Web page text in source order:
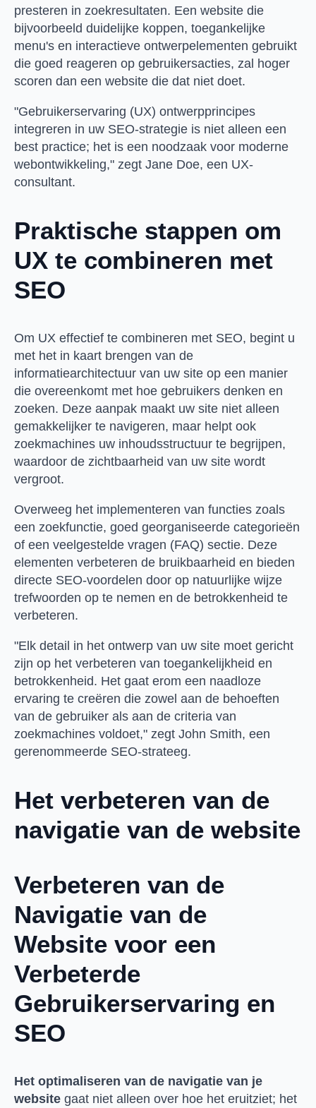
presteren in zoekresultaten. Een website die
bijvoorbeeld duidelijke koppen, toegankelijke
menu's en interactieve ontwerpelementen gebruikt
die goed reageren op gebruikersacties, zal hoger
scoren dan een website die dat niet doet.
"Gebruikerservaring (UX) ontwerpprincipes
integreren in uw SEO-strategie is niet alleen een
best practice; het is een noodzaak voor moderne
webontwikkeling," zegt Jane Doe, een UX-
consultant.
Praktische stappen om
UX te combineren met
SEO
Om UX effectief te combineren met SEO, begint u
met het in kaart brengen van de
informatiearchitectuur van uw site op een manier
die overeenkomt met hoe gebruikers denken en
zoeken. Deze aanpak maakt uw site niet alleen
gemakkelijker te navigeren, maar helpt ook
zoekmachines uw inhoudsstructuur te begrijpen,
waardoor de zichtbaarheid van uw site wordt
vergroot.
Overweeg het implementeren van functies zoals
een zoekfunctie, goed georganiseerde categorieën
of een veelgestelde vragen (FAQ) sectie. Deze
elementen verbeteren de bruikbaarheid en bieden
directe SEO-voordelen door op natuurlijke wijze
trefwoorden op te nemen en de betrokkenheid te
verbeteren.
"Elk detail in het ontwerp van uw site moet gericht
zijn op het verbeteren van toegankelijkheid en
betrokkenheid. Het gaat erom een naadloze
ervaring te creëren die zowel aan de behoeften
van de gebruiker als aan de criteria van
zoekmachines voldoet," zegt John Smith, een
gerenommeerde SEO-strateeg.
Het verbeteren van de
navigatie van de website
Verbeteren van de
Navigatie van de
Website voor een
Verbeterde
Gebruikerservaring en
SEO
Het optimaliseren van de navigatie van je
website gaat niet alleen over hoe het eruitziet; het